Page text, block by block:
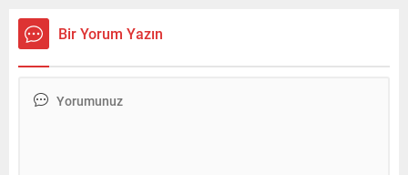
projeleri değerlendirdi.
Bir Yorum Yazın